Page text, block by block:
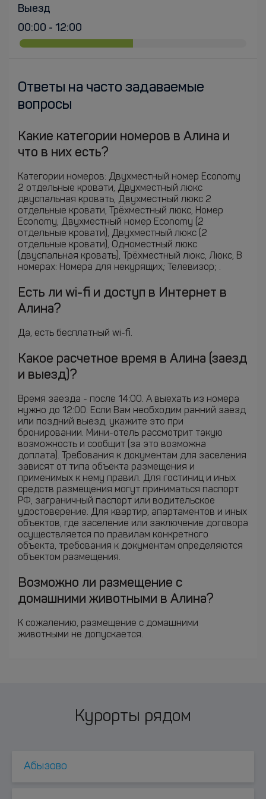
Выезд
00:00 - 12:00
Ответы на часто задаваемые
вопросы
Какие категории номеров в Алина и
что в них есть?
Категории номеров: Двухместный номер Economy
2 отдельные кровати, Двухместный люкс
двуспальная кровать, Двухместный люкс 2
отдельные кровати, Трёхместный люкс, Номер
Economy, Двухместный номер Economy (2
отдельные кровати), Двухместный люкс (2
отдельные кровати), Одноместный люкс
(двуспальная кровать), Трёхместный люкс, Люкс, В
номерах: Номера для некурящих; Телевизор; .
Есть ли wi-fi и доступ в Интернет в
Алина?
Да, есть бесплатный wi-fi.
Какое расчетное время в Алина (заезд
и выезд)?
Время заезда - после 14:00. А выехать из номера
нужно до 12:00. Если Вам необходим ранний заезд
или поздний выезд, укажите это при
бронировании. Мини-отель рассмотрит такую
возможность и сообщит (за это возможна
доплата). Требования к документам для заселения
зависят от типа объекта размещения и
применимых к нему правил. Для гостиниц и иных
средств размещения могут приниматься паспорт
РФ, заграничный паспорт или водительское
удостоверение. Для квартир, апартаментов и иных
объектов, где заселение или заключение договора
осуществляется по правилам конкретного
объекта, требования к документам определяются
объектом размещения.
Возможно ли размещение с
домашними животными в Алина?
К сожалению, размещение с домашними
животными не допускается.
Курорты рядом
Абызово